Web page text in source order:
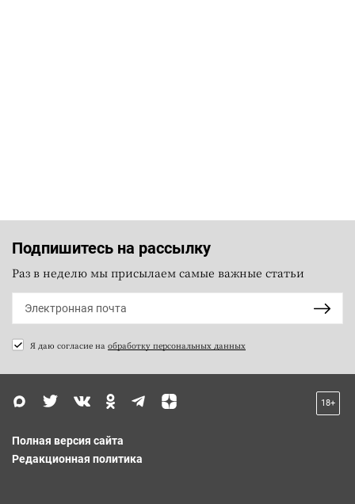
Подпишитесь на рассылку
Раз в неделю мы присылаем самые важные статьи
Я даю согласие на обработку персональных данных
18+
Полная версия сайта
Редакционная политика